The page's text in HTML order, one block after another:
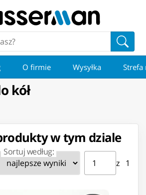
O firmie Wysyłka Strefa
kół
w tym dziale
Sortuj według: Strona ⁨1⁩ z ⁨1⁩
z ⁨1⁩
Przejdź do strony